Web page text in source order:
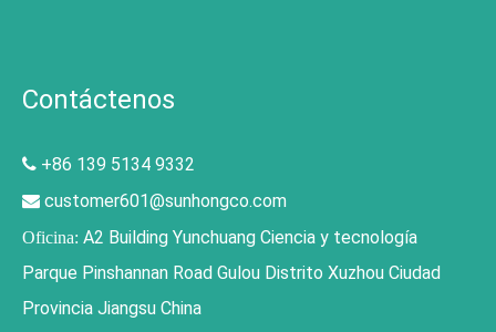
Contáctenos
 +86 139 5134 9332
 customer601@sunhongco.com
Oficina: A2 Building Yunchuang Ciencia y tecnología
Parque Pinshannan Road Gulou Distrito Xuzhou Ciudad
Provincia Jiangsu China